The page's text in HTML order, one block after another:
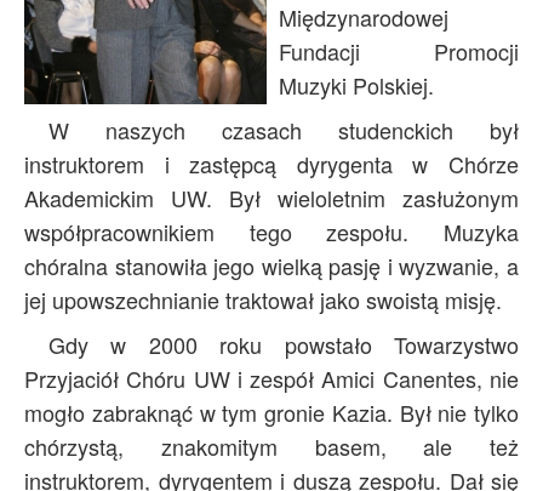
Statut TPChUW
Kontakt
Międzynarodowej
Fundacji Promocji
Muzyki Polskiej.
W naszych czasach studenckich był
instruktorem i zastępcą dyrygenta w Chórze
Akademickim UW. Był wieloletnim zasłużonym
współpracownikiem tego zespołu. Muzyka
chóralna stanowiła jego wielką pasję i wyzwanie, a
jej upowszechnianie traktował jako swoistą misję.
Gdy w 2000 roku powstało Towarzystwo
Przyjaciół Chóru UW i zespół Amici Canentes, nie
mogło zabraknąć w tym gronie Kazia. Był nie tylko
chórzystą, znakomitym basem, ale też
instruktorem, dyrygentem i duszą zespołu. Dał się